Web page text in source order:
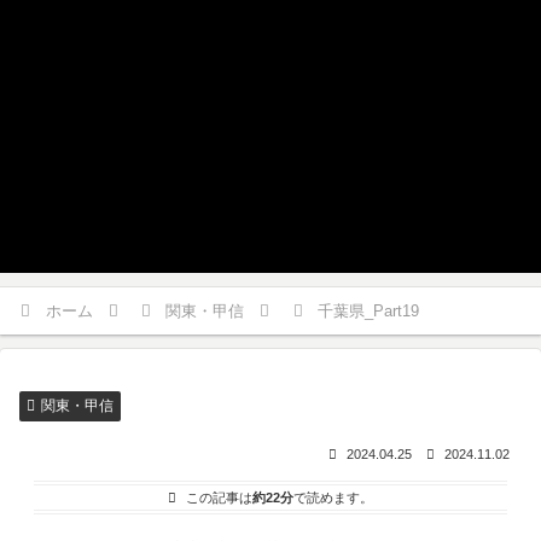
ホーム 関東・甲信 千葉県_Part19
関東・甲信
2024.04.25 2024.11.02
この記事は約22分で読めます。